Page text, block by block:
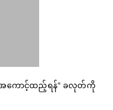
"အကောင့်ထည့်ရန်" ခလုတ်ကို